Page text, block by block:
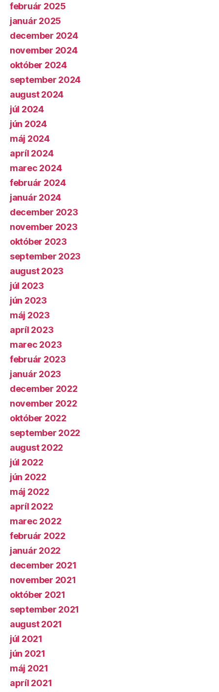
február 2025
január 2025
december 2024
november 2024
október 2024
september 2024
august 2024
júl 2024
jún 2024
máj 2024
apríl 2024
marec 2024
február 2024
január 2024
december 2023
november 2023
október 2023
september 2023
august 2023
júl 2023
jún 2023
máj 2023
apríl 2023
marec 2023
február 2023
január 2023
december 2022
november 2022
október 2022
september 2022
august 2022
júl 2022
jún 2022
máj 2022
apríl 2022
marec 2022
február 2022
január 2022
december 2021
november 2021
október 2021
september 2021
august 2021
júl 2021
jún 2021
máj 2021
apríl 2021